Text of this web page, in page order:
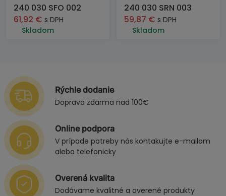
240 030 SFO 002
61,92 € s DPH
Skladom
240 030 SRN 003
59,87 € s DPH
Skladom
Rýchle dodanie
Doprava zdarma nad 100€
Online podpora
V prípade potreby nás kontakujte e-mailom
alebo telefonicky
Overená kvalita
Dodávame kvalitné a overené produkty